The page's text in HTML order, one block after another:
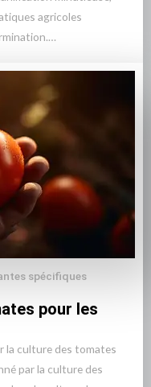
agricoles
spécifiques
pour les
la culture des tomates
par la culture des